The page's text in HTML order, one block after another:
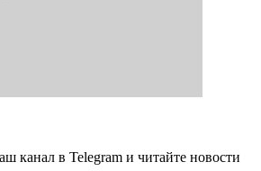
канал в Telegram и читайте новости